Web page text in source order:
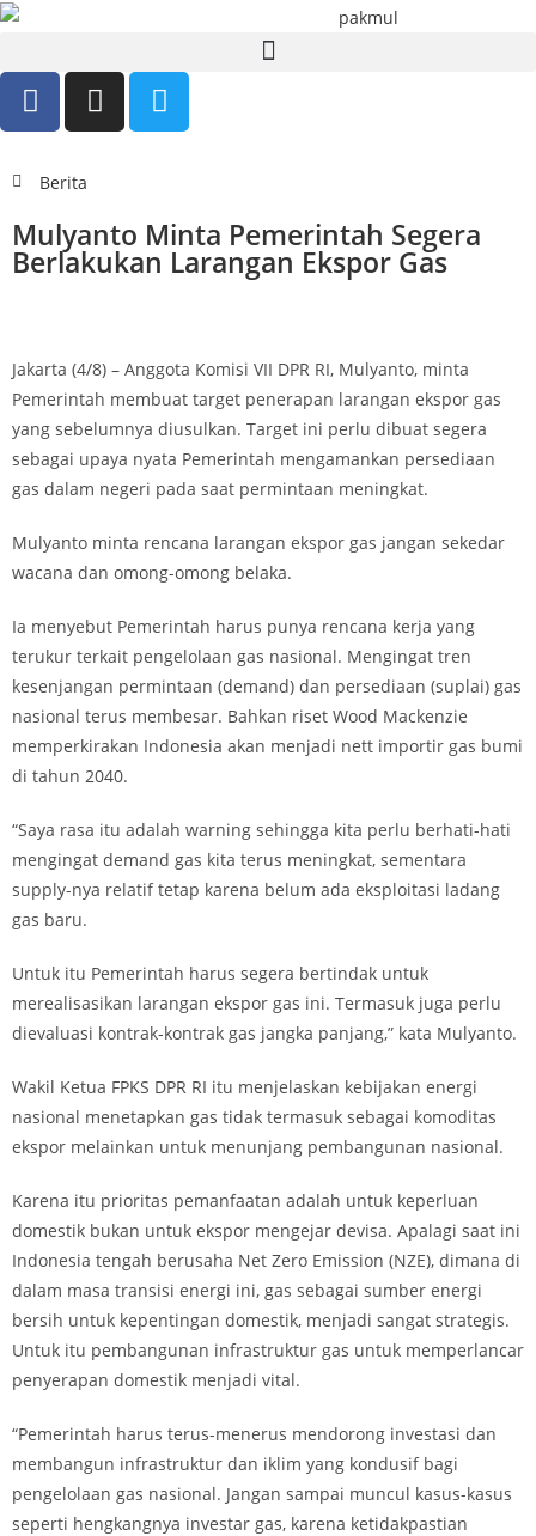
Berita
Mulyanto Minta Pemerintah Segera
Berlakukan Larangan Ekspor Gas
Jakarta (4/8) – Anggota Komisi VII DPR RI, Mulyanto, minta
Pemerintah membuat target penerapan larangan ekspor gas
yang sebelumnya diusulkan. Target ini perlu dibuat segera
sebagai upaya nyata Pemerintah mengamankan persediaan
gas dalam negeri pada saat permintaan meningkat.
Mulyanto minta rencana larangan ekspor gas jangan sekedar
wacana dan omong-omong belaka.
Ia menyebut Pemerintah harus punya rencana kerja yang
terukur terkait pengelolaan gas nasional. Mengingat tren
kesenjangan permintaan (demand) dan persediaan (suplai) gas
nasional terus membesar. Bahkan riset Wood Mackenzie
memperkirakan Indonesia akan menjadi nett importir gas bumi
di tahun 2040.
“Saya rasa itu adalah warning sehingga kita perlu berhati-hati
mengingat demand gas kita terus meningkat, sementara
supply-nya relatif tetap karena belum ada eksploitasi ladang
gas baru.
Untuk itu Pemerintah harus segera bertindak untuk
merealisasikan larangan ekspor gas ini. Termasuk juga perlu
dievaluasi kontrak-kontrak gas jangka panjang,” kata Mulyanto.
Wakil Ketua FPKS DPR RI itu menjelaskan kebijakan energi
nasional menetapkan gas tidak termasuk sebagai komoditas
ekspor melainkan untuk menunjang pembangunan nasional.
Karena itu prioritas pemanfaatan adalah untuk keperluan
domestik bukan untuk ekspor mengejar devisa. Apalagi saat ini
Indonesia tengah berusaha Net Zero Emission (NZE), dimana di
dalam masa transisi energi ini, gas sebagai sumber energi
bersih untuk kepentingan domestik, menjadi sangat strategis.
Untuk itu pembangunan infrastruktur gas untuk memperlancar
penyerapan domestik menjadi vital.
“Pemerintah harus terus-menerus mendorong investasi dan
membangun infrastruktur dan iklim yang kondusif bagi
pengelolaan gas nasional. Jangan sampai muncul kasus-kasus
seperti hengkangnya investar gas, karena ketidakpastian